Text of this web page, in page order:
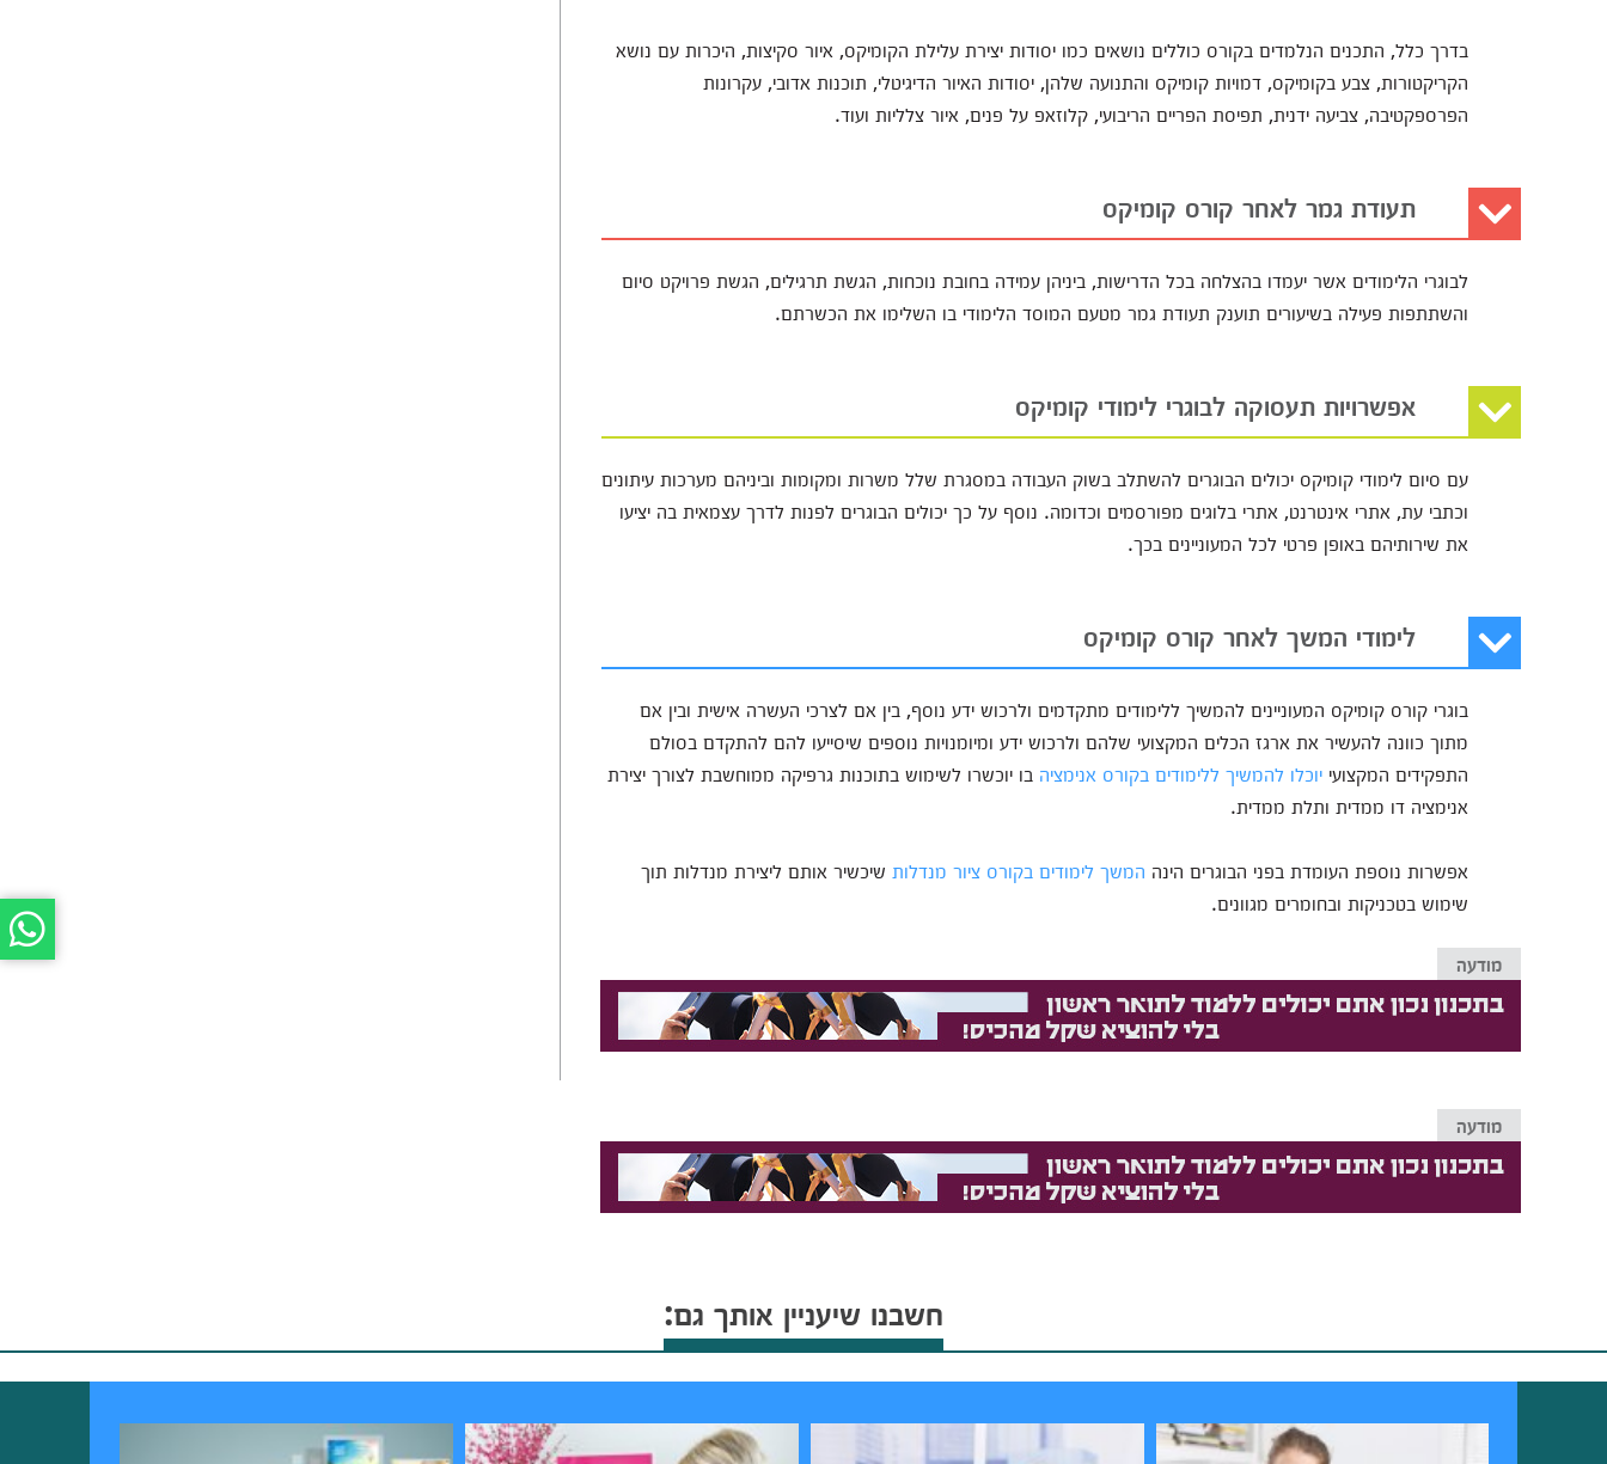
בדרך כלל, התכנים הנלמדים בקורס כוללים נושאים כמו יסודות יצירת עלילת הקומיקס, איור סקיצות, היכרות עם נושא
הקריקטורות, צבע בקומיקס, דמויות קומיקס והתנועה שלהן, יסודות האיור הדיגיטלי, תוכנות אדובי, עקרונות
הפרספקטיבה, צביעה ידנית, תפיסת הפריים הריבועי, קלוזאפ על פנים, איור צלליות ועוד.
תעודת גמר לאחר קורס קומיקס
לבוגרי הלימודים אשר יעמדו בהצלחה בכל הדרישות, ביניהן עמידה בחובת נוכחות, הגשת תרגילים, הגשת פרויקט סיום
והשתתפות פעילה בשיעורים תוענק תעודת גמר מטעם המוסד הלימודי בו השלימו את הכשרתם.
אפשרויות תעסוקה לבוגרי לימודי קומיקס
עם סיום לימודי קומיקס יכולים הבוגרים להשתלב בשוק העבודה במסגרת שלל משרות ומקומות וביניהם מערכות עיתונים
וכתבי עת, אתרי אינטרנט, אתרי בלוגים מפורסמים וכדומה. נוסף על כך יכולים הבוגרים לפנות לדרך עצמאית בה יציעו
את שירותיהם באופן פרטי לכל המעוניינים בכך.
לימודי המשך לאחר קורס קומיקס
בוגרי קורס קומיקס המעוניינים להמשיך ללימודים מתקדמים ולרכוש ידע נוסף, בין אם לצרכי העשרה אישית ובין אם
מתוך כוונה להעשיר את ארגז הכלים המקצועי שלהם ולרכוש ידע ומיומנויות נוספים שיסייעו להם להתקדם בסולם
התפקידים המקצועי יוכלו להמשיך ללימודים בקורס אנימציה בו יוכשרו לשימוש בתוכנות גרפיקה ממוחשבת לצורך יצירת
אנימציה דו ממדית ותלת ממדית.
אפשרות נוספת העומדת בפני הבוגרים הינה המשך לימודים בקורס ציור מנדלות שיכשיר אותם ליצירת מנדלות תוך
שימוש בטכניקות ובחומרים מגוונים.
מודעה
מודעה
חשבנו שיעניין אותך גם: